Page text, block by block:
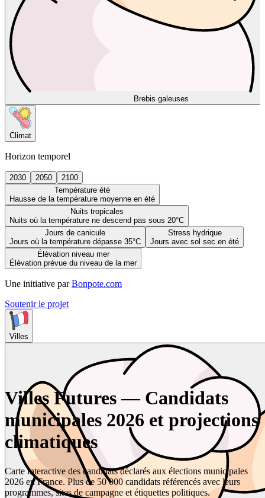
Brebis galeuses
Climat
Horizon temporel
2030 2050
2100
Température été
Hausse de la température moyenne en été
Nuits tropicales
Nuits où la température ne descend pas sous 20°C
Jours de canicule
Jours où la température dépasse 35°C
Stress hydrique
Jours avec sol sec en été
Élévation niveau mer
Élévation prévue du niveau de la mer
Une initiative par Bonpote.com
Soutenir le projet
Villes
Villes Futures — Candidats
municipales 2026 et projections
climatiques
Carte interactive des candidats déclarés aux élections municipales
2026 en France. Plus de 50 000 candidats référencés avec leurs
programmes, sites de campagne et étiquettes politiques.